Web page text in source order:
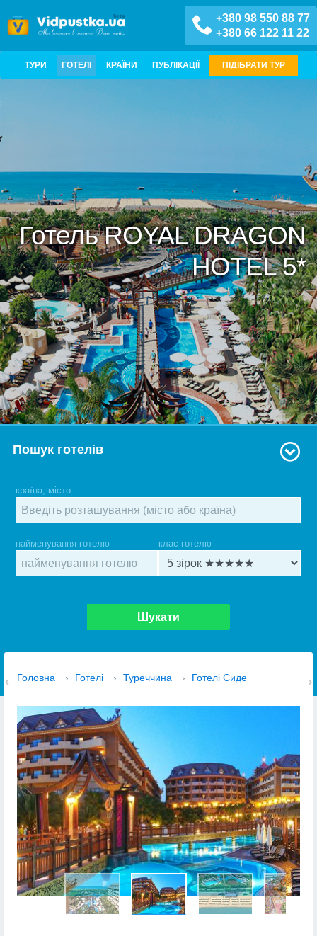
+380 98 550 88 77
+380 66 122 11 22
ТУРИ ГОТЕЛІ КРАЇНИ ПУБЛІКАЦІЇ ПІДІБРАТИ ТУР
Готель ROYAL DRAGON
HOTEL 5*
Пошук готелів
країна, місто
найменування готелю клас готелю
Шукати
Головна › Готелі › Туреччина › Готелі Сиде